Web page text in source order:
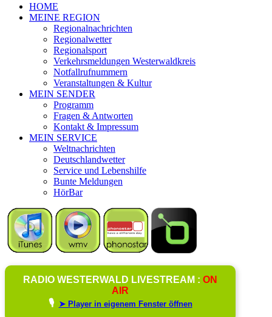
HOME
MEINE REGION
Regionalnachrichten
Regionalwetter
Regionalsport
Verkehrsmeldungen Westerwaldkreis
Notfallrufnummern
Veranstaltungen & Kultur
MEIN SENDER
Programm
Fragen & Antworten
Kontakt & Impressum
MEIN SERVICE
Weltnachrichten
Deutschlandwetter
Service und Lebenshilfe
Bunte Meldungen
HörBar
RADIO WESTERWALD LIVESTREAM : ON
AIR
🎙️ ➤ Player in eigenem Fenster öffnen